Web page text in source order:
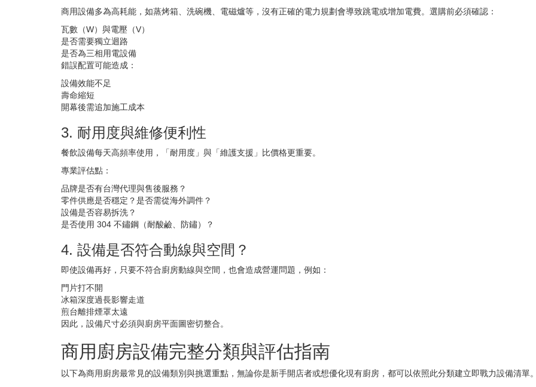
商用設備多為高耗能，如蒸烤箱、洗碗機、電磁爐等，沒有正確的電力規劃會導致跳電或增加電費。選購前必須確認：
瓦數（W）與電壓（V）
是否需要獨立迴路
是否為三相用電設備
錯誤配置可能造成：
設備效能不足
壽命縮短
開幕後需追加施工成本
3. 耐用度與維修便利性
餐飲設備每天高頻率使用，「耐用度」與「維護支援」比價格更重要。
專業評估點：
品牌是否有台灣代理與售後服務？
零件供應是否穩定？是否需從海外調件？
設備是否容易拆洗？
是否使用 304 不鏽鋼（耐酸鹼、防鏽）？
4. 設備是否符合動線與空間？
即使設備再好，只要不符合廚房動線與空間，也會造成營運問題，例如：
門片打不開
冰箱深度過長影響走道
煎台離排煙罩太遠
因此，設備尺寸必須與廚房平面圖密切整合。
商用廚房設備完整分類與評估指南
以下為商用廚房最常見的設備類別與挑選重點，無論你是新手開店者或想優化現有廚房，都可以依照此分類建立即戰力設備清單。